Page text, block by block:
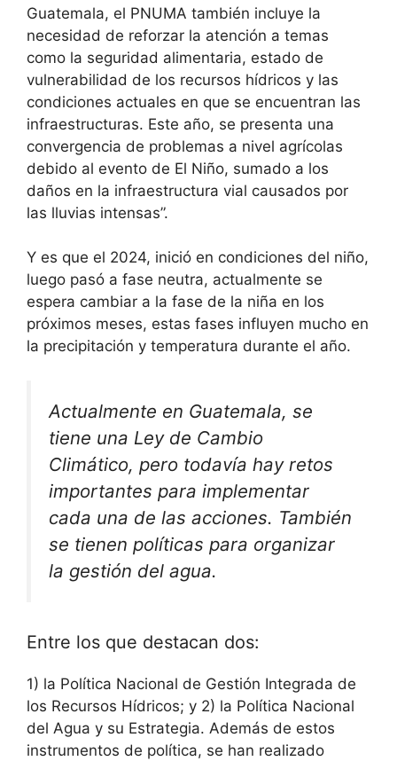
Guatemala, el PNUMA también incluye la
necesidad de reforzar la atención a temas
como la seguridad alimentaria, estado de
vulnerabilidad de los recursos hídricos y las
condiciones actuales en que se encuentran las
infraestructuras. Este año, se presenta una
convergencia de problemas a nivel agrícolas
debido al evento de El Niño, sumado a los
daños en la infraestructura vial causados por
las lluvias intensas”.
Y es que el 2024, inició en condiciones del niño,
luego pasó a fase neutra, actualmente se
espera cambiar a la fase de la niña en los
próximos meses, estas fases influyen mucho en
la precipitación y temperatura durante el año.
Actualmente en Guatemala, se
tiene una Ley de Cambio
Climático, pero todavía hay retos
importantes para implementar
cada una de las acciones. También
se tienen políticas para organizar
la gestión del agua.
Entre los que destacan dos:
1) la Política Nacional de Gestión Integrada de
los Recursos Hídricos; y 2) la Política Nacional
del Agua y su Estrategia. Además de estos
instrumentos de política, se han realizado